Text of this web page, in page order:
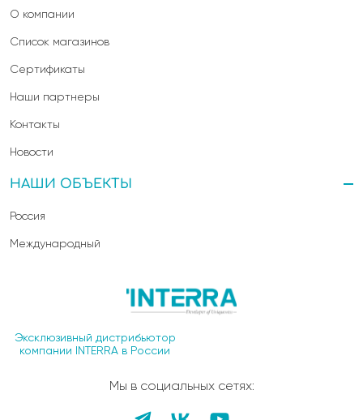
Эксклюзивный дистрибьютор
компании INTERRA в России
Мы в социальных сетях:
О компании
Список магазинов
Сертификаты
Наши партнеры
Контакты
Новости
НАШИ ОБЪЕКТЫ
Россия
Международный